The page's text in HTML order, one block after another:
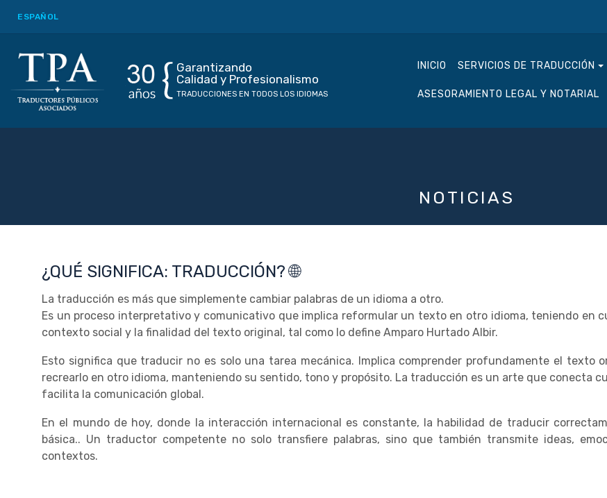
ESPAÑOL
Garantizando
Calidad y Profesionalismo
TRADUCCIONES EN TODOS LOS IDIOMAS
INICIO SERVICIOS DE TRADUCCIÓN
ASESORAMIENTO LEGAL Y NOTARIAL
NOTICIAS
¿QUÉ SIGNIFICA: TRADUCCIÓN? 🌐
La traducción es más que simplemente cambiar palabras de un idioma a otro.
Es un proceso interpretativo y comunicativo que implica reformular un texto en otro idioma, teniendo en
contexto social y la finalidad del texto original, tal como lo define Amparo Hurtado Albir.
Esto significa que traducir no es solo una tarea mecánica. Implica comprender profundamente el texto
recrearlo en otro idioma, manteniendo su sentido, tono y propósito. La traducción es un arte que conecta
facilita la comunicación global.
En el mundo de hoy, donde la interacción internacional es constante, la habilidad de traducir
básica.. Un traductor competente no solo transfiere palabras, sino que también transmite ideas,
contextos.